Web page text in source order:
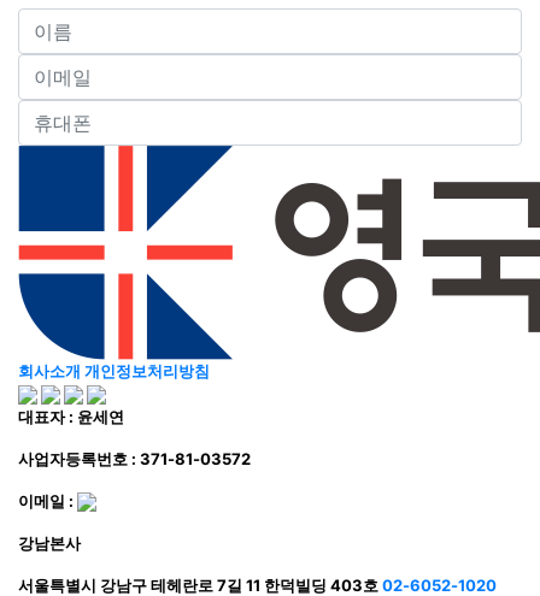
회사소개 개인정보처리방침
대표자 : 윤세연
사업자등록번호 : 371-81-03572
이메일 :
강남본사
서울특별시 강남구 테헤란로 7길 11 한덕빌딩 403호 02-6052-1020